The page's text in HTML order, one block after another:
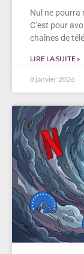
Nul ne pourra
C’est pour
chaînes de
LIRE LA SUITE »
8 janvier 2026